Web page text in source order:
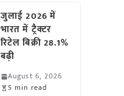
जुलाई 2026 में
भारत में ट्रैक्टर
रिटेल बिक्री 28.1%
बढ़ी
August 6, 2026
5 min read